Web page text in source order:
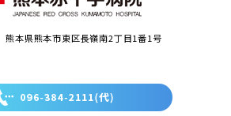
本県熊本市東区長嶺南2丁目1番1号